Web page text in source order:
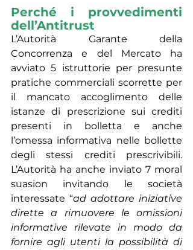
Perché i provvedimenti
dell’Antitrust
L’Autorità Garante della
Concorrenza e del Mercato ha
avviato 5 istruttorie per presunte
pratiche commerciali scorrette per
il mancato accoglimento delle
istanze di prescrizione sui crediti
presenti in bolletta e anche
l’omessa informativa nelle bollette
degli stessi crediti prescrivibili.
L’Autorità ha anche inviato 7 moral
suasion invitando le società
interessate “ad adottare iniziative
dirette a rimuovere le omissioni
informative rilevate in modo da
fornire agli utenti la possibilità di